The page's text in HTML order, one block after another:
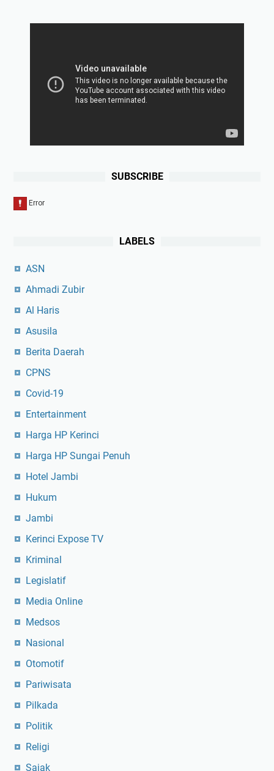
SUBSCRIBE
LABELS
ASN
Ahmadi Zubir
Al Haris
Asusila
Berita Daerah
CPNS
Covid-19
Entertainment
Harga HP Kerinci
Harga HP Sungai Penuh
Hotel Jambi
Hukum
Jambi
Kerinci Expose TV
Kriminal
Legislatif
Media Online
Medsos
Nasional
Otomotif
Pariwisata
Pilkada
Politik
Religi
Sajak